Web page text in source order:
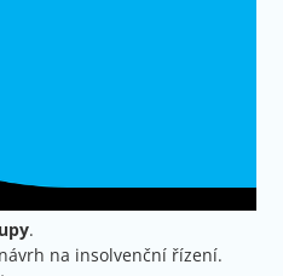
.
na insolvenční řízení.